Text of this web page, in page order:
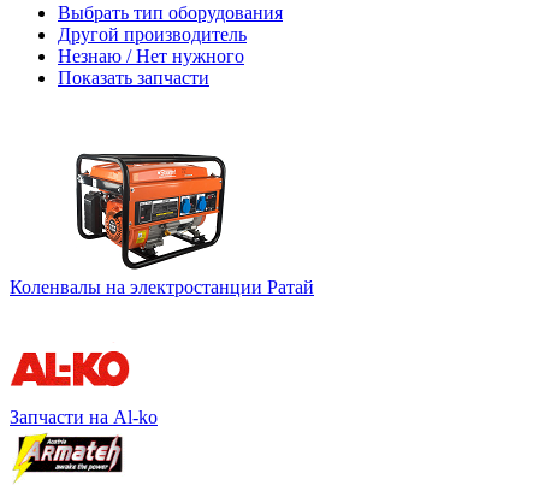
Выбрать тип оборудования
Другой производитель
Незнаю / Нет нужного
Показать запчасти
Коленвалы на электростанции Ратай
Запчасти на Al-ko